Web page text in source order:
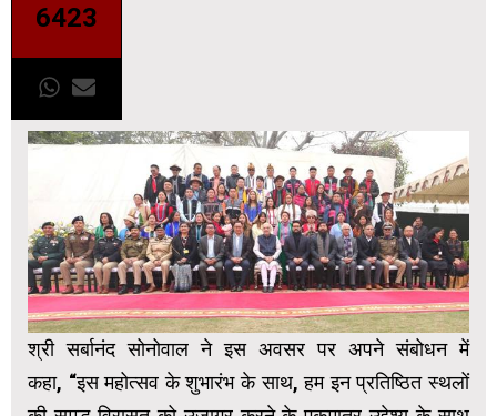
6423
श्री सर्बानंद सोनोवाल ने इस अवसर पर अपने संबोधन में
कहा, “इस महोत्सव के शुभारंभ के साथ, हम इन प्रतिष्ठित स्थलों